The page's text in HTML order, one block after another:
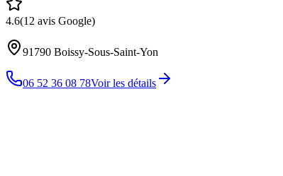
4.6(12 avis Google)
91790 Boissy-Sous-Saint-Yon
06 52 36 08 78Voir les détails